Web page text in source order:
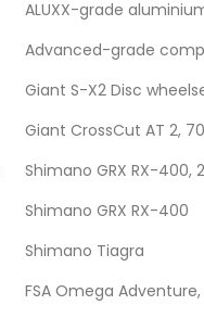
ALUXX-grade
Advanced-grade
Giant S-X2 Disc
Giant CrossCut AT 2,
Shimano GRX RX-400,
Shimano GRX RX-400
Shimano Tiagra
FSA Omega Adventure,